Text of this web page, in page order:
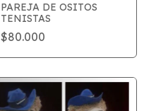
PAREJA DE OSITOS
TENISTAS
$80.000